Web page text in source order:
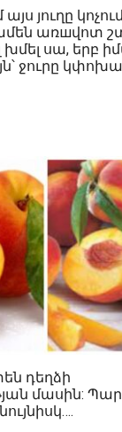
յուղը
առшվոտ
խմել սա, երբ
ջուրը
դեղձի
մասին: